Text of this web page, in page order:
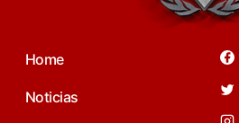
Home
Noticias